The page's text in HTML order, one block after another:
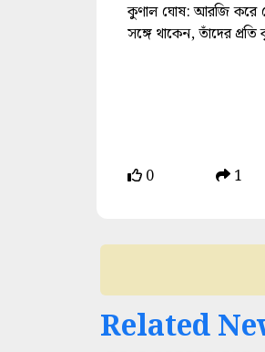
কুণাল ঘোষ: আরজি করে
সঙ্গে থাকেন, তাঁদের
0
1
Related